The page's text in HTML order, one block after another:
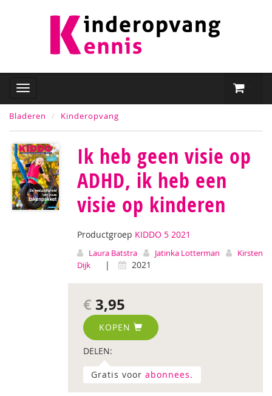
Bladeren Kinderopvang
Ik heb geen visie op
ADHD, ik heb een
visie op kinderen
Productgroep KIDDO 5 2021
Laura Batstra Jatinka Lotterman
Kirsten
Dijk
| 2021
€ 3,95
KOPEN
DELEN:
Gratis voor abonnees.